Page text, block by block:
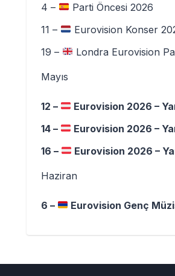
4 –
Parti Öncesi 2026
11 –
Eurovision Konser
19 –
Londra Eurovision
Mayıs
12 –
Eurovision 2026 –
14 –
Eurovision 2026 –
16 –
Eurovision 2026 –
Haziran
6 – Eurovision Genç